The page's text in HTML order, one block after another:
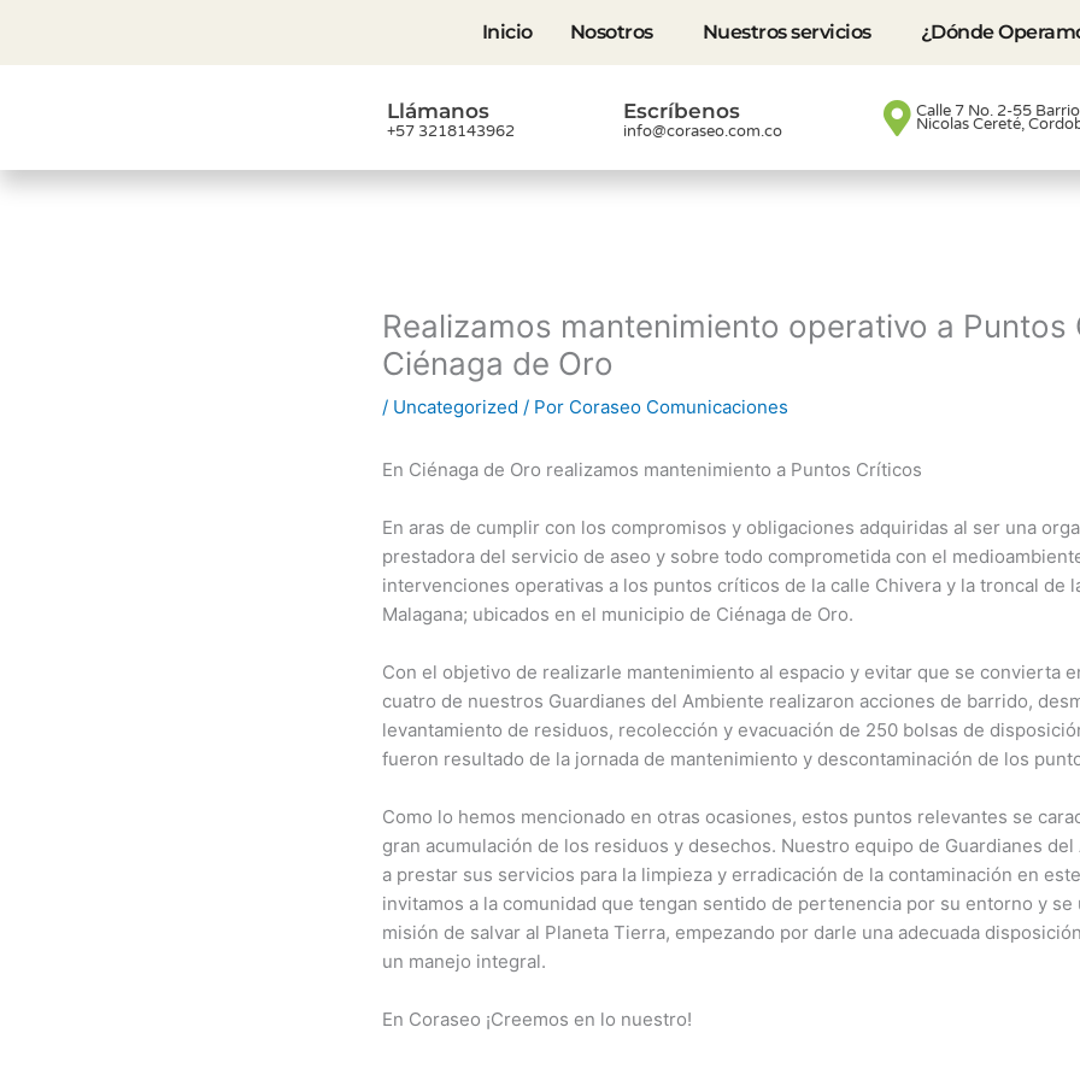
contenido
Inicio Nosotros Nuestros servicios ¿Dónde
Llámanos
+57 3218143962
Escríbenos
info@coraseo.com.co
Calle 7 No. 2-55
Nicolas Cereté,
Realizamos mantenimiento operativo a Puntos
Ciénaga de Oro
/ Uncategorized / Por Coraseo Comunicaciones
En Ciénaga de Oro realizamos mantenimiento a Puntos Críticos
En aras de cumplir con los compromisos y obligaciones adquiridas al ser una
prestadora del servicio de aseo y sobre todo comprometida con el
intervenciones operativas a los puntos críticos de la calle Chivera y la troncal de
Malagana; ubicados en el municipio de Ciénaga de Oro.
Con el objetivo de realizarle mantenimiento al espacio y evitar que se convierta
cuatro de nuestros Guardianes del Ambiente realizaron acciones de barrido,
levantamiento de residuos, recolección y evacuación de 250 bolsas de
fueron resultado de la jornada de mantenimiento y descontaminación de los
Como lo hemos mencionado en otras ocasiones, estos puntos relevantes se
gran acumulación de los residuos y desechos. Nuestro equipo de Guardianes
a prestar sus servicios para la limpieza y erradicación de la contaminación en
invitamos a la comunidad que tengan sentido de pertenencia por su entorno y se
misión de salvar al Planeta Tierra, empezando por darle una adecuada
un manejo integral.
En Coraseo ¡Creemos en lo nuestro!